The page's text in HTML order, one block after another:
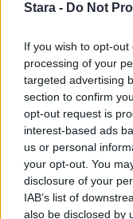
Stara - Do Not
If you wish to opt-
processing of your
targeted advertising
section to confirm
opt-out request is
interest-based ads
us or personal
your opt-out. You
disclosure of your
IAB’s list of
also be disclosed by
Voit lisätä
lähteeksi
laatikon. Voit
liittyvistä
Leppilampi,